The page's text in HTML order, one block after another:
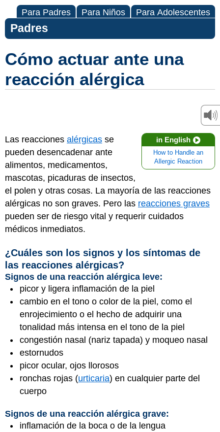
Para Padres Para Niños Para Adolescentes
Padres
Cómo actuar ante una
reacción alérgica
in English
How to Handle an
Allergic Reaction
Las reacciones alérgicas se
pueden desencadenar ante
alimentos, medicamentos,
mascotas, picaduras de insectos,
el polen y otras cosas. La mayoría de las reacciones
alérgicas no son graves. Pero las reacciones graves
pueden ser de riesgo vital y requerir cuidados
médicos inmediatos.
¿Cuáles son los signos y los síntomas de
las reacciones alérgicas?
Signos de una reacción alérgica leve:
picor y ligera inflamación de la piel
cambio en el tono o color de la piel, como el
enrojecimiento o el hecho de adquirir una
tonalidad más intensa en el tono de la piel
congestión nasal (nariz tapada) y moqueo nasal
estornudos
picor ocular, ojos llorosos
ronchas rojas (urticaria) en cualquier parte del
cuerpo
Signos de una reacción alérgica grave:
inflamación de la boca o de la lengua